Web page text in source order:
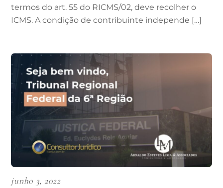
termos do art. 55 do RICMS/02, deve recolher o
ICMS. A condição de contribuinte independe […]
junho 3, 2022